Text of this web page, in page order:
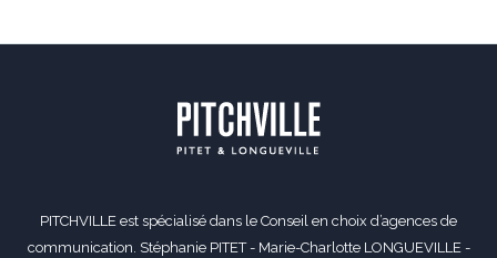
PITCHVILLE est spécialisé dans le Conseil en choix d’agences de
communication. Stéphanie PITET - Marie-Charlotte LONGUEVILLE -